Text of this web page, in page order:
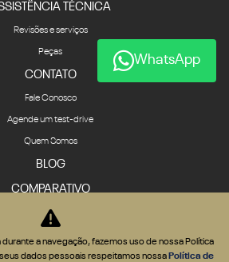
TÉCNICA
Revisões e serviços
Peças
CONTATO
Fale Conosco
Agende um test-drive
Quem Somos
BLOG
COMPARATIVO
WhatsApp
durante a navegação, fazemos uso de nossa Política
dados pessoais respeitamos nossa Política de